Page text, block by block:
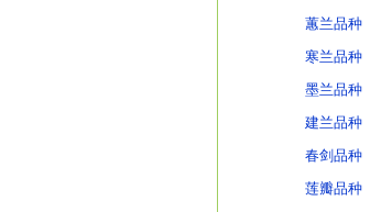
蕙兰品种
寒兰品种
墨兰品种
建兰品种
春剑品种
莲瓣品种